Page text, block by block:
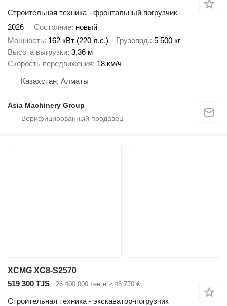
Строительная техника - фронтальный погрузчик
2026
Состояние новый
Мощность 162 кВт (220 л.с.) Грузопод. 5 500 кг
Высота выгрузки 3,36 м
Скорость передвижения 18 км/ч
Казахстан, Алматы
Asia Machinery Group
XCMG XC8-S2570
519 300 TJS
26 400 000 тенге ≈ 48 770 €
Строительная техника - экскаватор-погрузчик